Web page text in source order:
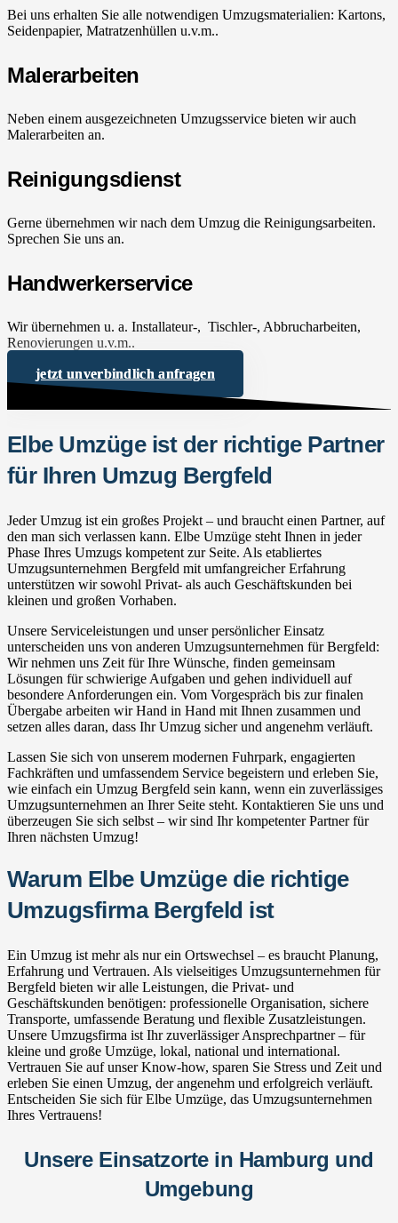
Bei uns erhalten Sie alle notwendigen Umzugsmaterialien: Kartons,
Seidenpapier, Matratzenhüllen u.v.m..
Malerarbeiten
Neben einem ausgezeichneten Umzugsservice bieten wir auch
Malerarbeiten an.
Reinigungsdienst
Gerne übernehmen wir nach dem Umzug die Reinigungsarbeiten.
Sprechen Sie uns an.
Handwerkerservice
Wir übernehmen u. a. Installateur-, Tischler-, Abbrucharbeiten,
Renovierungen u.v.m..
jetzt unverbindlich anfragen
Elbe Umzüge ist der richtige Partner
für Ihren Umzug Bergfeld
Jeder Umzug ist ein großes Projekt – und braucht einen Partner, auf
den man sich verlassen kann. Elbe Umzüge steht Ihnen in jeder
Phase Ihres Umzugs kompetent zur Seite. Als etabliertes
Umzugsunternehmen Bergfeld mit umfangreicher Erfahrung
unterstützen wir sowohl Privat- als auch Geschäftskunden bei
kleinen und großen Vorhaben.
Unsere Serviceleistungen und unser persönlicher Einsatz
unterscheiden uns von anderen Umzugsunternehmen für Bergfeld:
Wir nehmen uns Zeit für Ihre Wünsche, finden gemeinsam
Lösungen für schwierige Aufgaben und gehen individuell auf
besondere Anforderungen ein. Vom Vorgespräch bis zur finalen
Übergabe arbeiten wir Hand in Hand mit Ihnen zusammen und
setzen alles daran, dass Ihr Umzug sicher und angenehm verläuft.
Lassen Sie sich von unserem modernen Fuhrpark, engagierten
Fachkräften und umfassendem Service begeistern und erleben Sie,
wie einfach ein Umzug Bergfeld sein kann, wenn ein zuverlässiges
Umzugsunternehmen an Ihrer Seite steht. Kontaktieren Sie uns und
überzeugen Sie sich selbst – wir sind Ihr kompetenter Partner für
Ihren nächsten Umzug!
Warum Elbe Umzüge die richtige
Umzugsfirma Bergfeld ist
Ein Umzug ist mehr als nur ein Ortswechsel – es braucht Planung,
Erfahrung und Vertrauen. Als vielseitiges Umzugsunternehmen für
Bergfeld bieten wir alle Leistungen, die Privat- und
Geschäftskunden benötigen: professionelle Organisation, sichere
Transporte, umfassende Beratung und flexible Zusatzleistungen.
Unsere Umzugsfirma ist Ihr zuverlässiger Ansprechpartner – für
kleine und große Umzüge, lokal, national und international.
Vertrauen Sie auf unser Know-how, sparen Sie Stress und Zeit und
erleben Sie einen Umzug, der angenehm und erfolgreich verläuft.
Entscheiden Sie sich für Elbe Umzüge, das Umzugsunternehmen
Ihres Vertrauens!
Unsere Einsatzorte in Hamburg und
Umgebung